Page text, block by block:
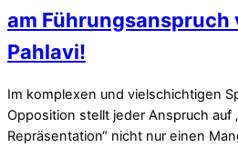
am Führungsanspruch
Pahlavi!
Im komplexen und vielschichtigen
Opposition stellt jeder Anspruch auf
Repräsentation“ nicht nur einen